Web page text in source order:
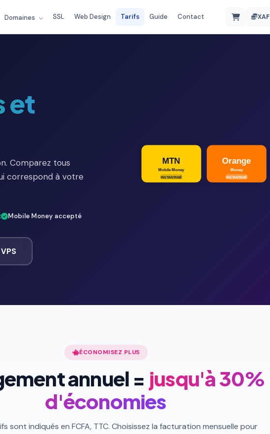
Domaines SSL Web Design Tarifs Guide Contact XAF
et
Comparez tous
correspond à votre
Mobile Money accepté
ÉCONOMISEZ PLUS
annuel = jusqu'à 30%
d'économies
sont indiqués en FCFA, TTC. Choisissez la facturation mensuelle pour